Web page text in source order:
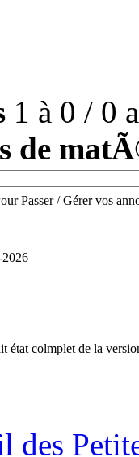
1 à 0 / 0
de
Passer / Gérer vos
2026
colmplet de la
des